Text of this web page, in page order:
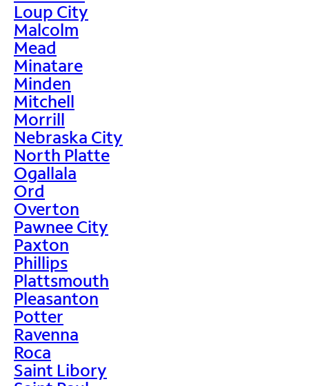
Loup City
Malcolm
Mead
Minatare
Minden
Mitchell
Morrill
Nebraska City
North Platte
Ogallala
Ord
Overton
Pawnee City
Paxton
Phillips
Plattsmouth
Pleasanton
Potter
Ravenna
Roca
Saint Libory